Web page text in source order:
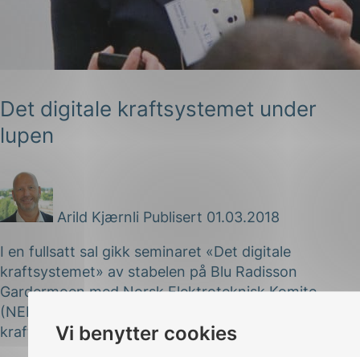
Vi benytter cookies
Det digitale kraftsystemet under
lupen
Arild Kjærnli Publisert 01.03.2018
I en fullsatt sal gikk seminaret «Det digitale
kraftsystemet» av stabelen på Blu Radisson
Gardermoen med Norsk Elektroteknisk Komite
(NEK) som arrangør. Med foredragsholdere fra både
kraftselskap, nettselskap, myndigheter og...